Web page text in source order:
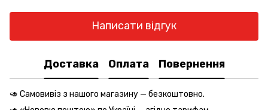
Написати відгук
Доставка Оплата Повернення
🥑 Самовивіз з нашого магазину — безкоштовно.